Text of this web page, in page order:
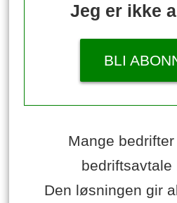
Jeg er ikke
BLI
Mange
bedriftsavtale
Den løsningen gir